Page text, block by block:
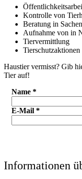
Kontrolle von
Beratung in
Aufnahme von in
Tiervermittlung
Tierschutzaktionen
Haustier vermisst? Gib
Tier auf!
Name *
E-Mail *
Informationen